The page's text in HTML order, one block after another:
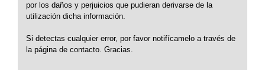
por los daños y perjuicios que pudieran derivarse de la
utilización dicha información.
Si detectas cualquier error, por favor notifícamelo a través de
la página de contacto. Gracias.